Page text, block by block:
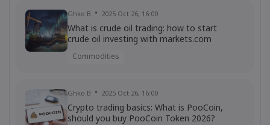
Ghko B 2025 Oct 26, 16:00
What is crude oil trading: how to start
crude oil investing with markets.com
Commodities
Ghko B 2025 Oct 26, 16:00
Crypto trading basics: What is PooCoin,
should you buy PooCoin Token 2026?